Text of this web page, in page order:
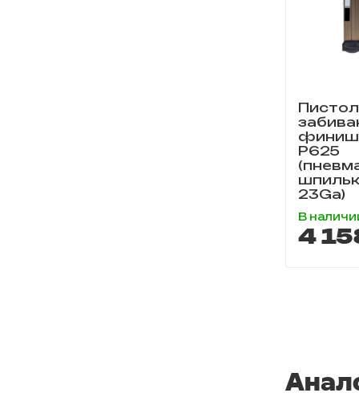
P625
23Ga)
В
4